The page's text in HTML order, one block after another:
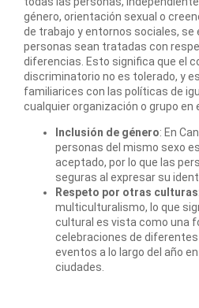
género, orientación sexual o
de trabajo y entornos sociales, se
personas sean tratadas con
diferencias. Esto significa que el
discriminatorio no es tolerado, y
familiarices con las políticas de
cualquier organización o grupo en
Inclusión de género: En
personas del mismo sexo
aceptado, por lo que las
seguras al expresar su
Respeto por otras culturas
multiculturalismo, lo que
cultural es vista como una
celebraciones de
eventos a lo largo del año
ciudades.